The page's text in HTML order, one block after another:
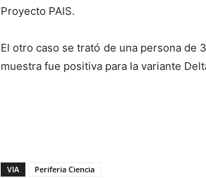
Proyecto PAIS.
El otro caso se trató de una persona de
muestra fue positiva para la variante
VIA
Periferia Ciencia